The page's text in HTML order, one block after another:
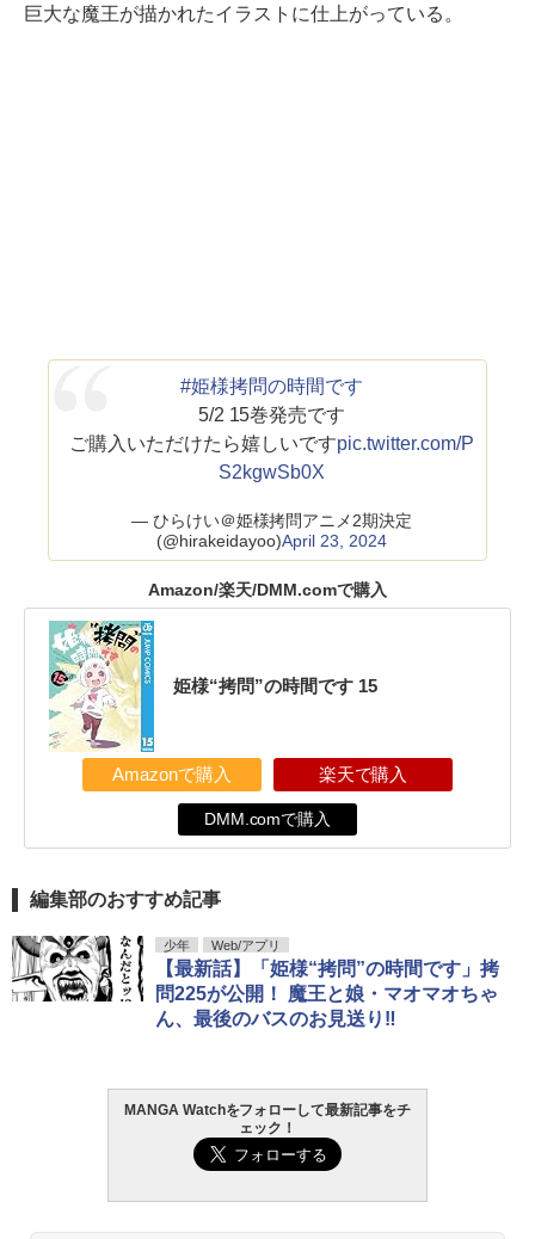
巨大な魔王が描かれたイラストに仕上がっている。
#姫様拷問の時間です
5/2 15巻発売です
ご購入いただけたら嬉しいですpic.twitter.com/P
S2kgwSb0X
— ひらけい＠姫様拷問アニメ2期決定
(@hirakeidayoo)April 23, 2024
Amazon/楽天/DMM.comで購入
姫様“拷問”の時間です 15
Amazonで購入 楽天で購入
DMM.comで購入
編集部のおすすめ記事
少年 Web/アプリ
【最新話】「姫様“拷問”の時間です」拷
問225が公開！ 魔王と娘・マオマオちゃ
ん、最後のバスのお見送り‼︎
MANGA Watchをフォローして最新記事をチ
ェック！